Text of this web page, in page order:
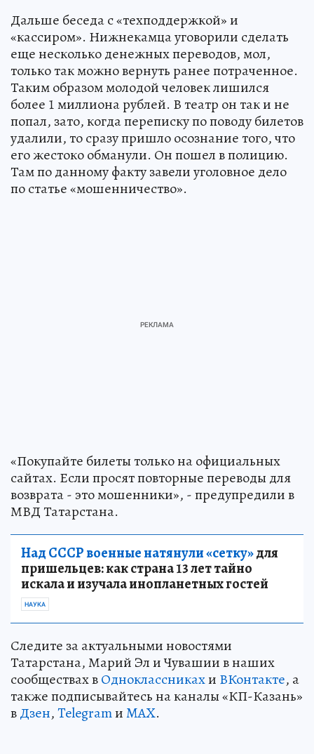
Дальше беседа с «техподдержкой» и
«кассиром». Нижнекамца уговорили сделать
еще несколько денежных переводов, мол,
только так можно вернуть ранее потраченное.
Таким образом молодой человек лишился
более 1 миллиона рублей. В театр он так и не
попал, зато, когда переписку по поводу билетов
удалили, то сразу пришло осознание того, что
его жестоко обманули. Он пошел в полицию.
Там по данному факту завели уголовное дело
по статье «мошенничество».
«Покупайте билеты только на официальных
сайтах. Если просят повторные переводы для
возврата - это мошенники», - предупредили в
МВД Татарстана.
Над СССР военные натянули «сетку»для
пришельцев: как страна 13 лет тайно
искала и изучала инопланетных гостей
НАУКА
Следите за актуальными новостями
Татарстана, Марий Эл и Чувашии в наших
сообществах вОдноклассникахи ВКонтакте, а
также подписывайтесь на каналы «КП-Казань»
вДзен,TelegramиMAX.